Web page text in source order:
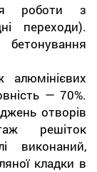
роботи з
переходи).
— 70%.
отворів
решіток
виконаний,
кладки в